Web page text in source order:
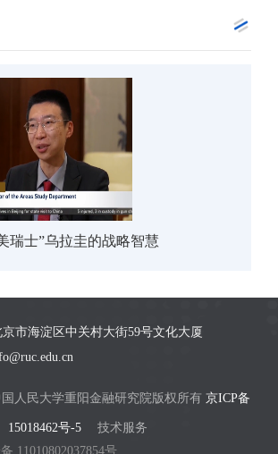
瑞士”乌拉圭的战略智慧
市海淀区中关村大街59号文化大厦
国人民大学重阳金融研究院版权所有 京ICP备
15018462号-5
技术服务
11010802037854号